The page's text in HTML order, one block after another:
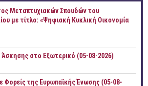
Μεταπτυχιακών Σπουδών του
με τίτλο: «Ψηφιακή Κυκλική Οικονομία
Άσκησης στο Εξωτερικό (05-08-2026)
Φορείς της Ευρωπαϊκής Ένωσης (05-08-